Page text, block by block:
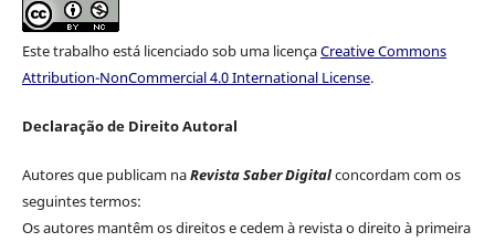
Este trabalho está licenciado sob uma licençaCreative Commons
Attribution-NonCommercial 4.0 International License.
Declaração de Direito Autoral
Autores que publicam naRevista Saber Digitalconcordam com os
seguintes termos:
Os autores mantêm os direitos e cedem à revista o direito à primeira